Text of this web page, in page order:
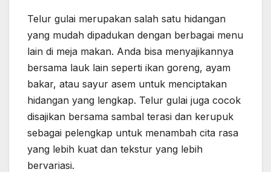
Telur gulai merupakan salah satu hidangan
yang mudah dipadukan dengan berbagai menu
lain di meja makan. Anda bisa menyajikannya
bersama lauk lain seperti ikan goreng, ayam
bakar, atau sayur asem untuk menciptakan
hidangan yang lengkap. Telur gulai juga cocok
disajikan bersama sambal terasi dan kerupuk
sebagai pelengkap untuk menambah cita rasa
yang lebih kuat dan tekstur yang lebih
bervariasi.